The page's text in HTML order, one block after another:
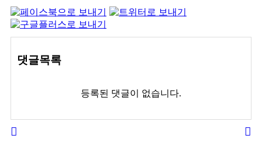
댓글목록
등록된 댓글이 없습니다.